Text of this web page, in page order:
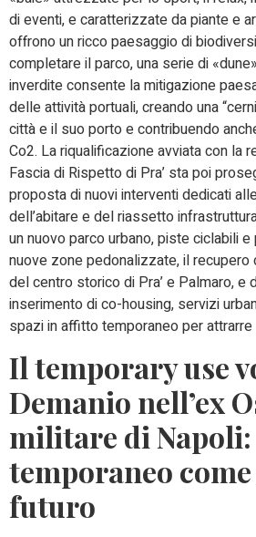
di eventi, e caratterizzate da piante e
offrono un ricco paesaggio di
completare il parco, una serie di
inverdite consente la mitigazione
delle attività portuali, creando una
città e il suo porto e contribuendo
Co2. La riqualificazione avviata con la
Fascia di Rispetto di Pra’ sta poi
proposta di nuovi interventi dedicati
dell’abitare e del riassetto
un nuovo parco urbano, piste ciclabili
nuove zone pedonalizzate, il
del centro storico di Pra’ e Palmaro, e
inserimento di co-housing, servizi
spazi in affitto temporaneo per attrarre
Il temporary use
Demanio nell’ex
militare di Napoli:
temporaneo
futuro